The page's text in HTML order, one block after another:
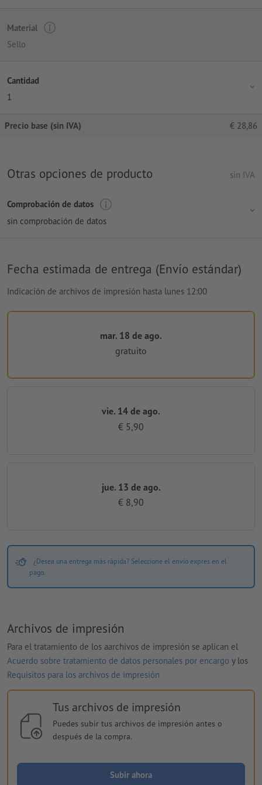
Material
Sello
Cantidad
1
Precio base (sin IVA) € 28,86
Otras opciones de producto sin IVA
Comprobación de datos
sin comprobación de datos
Fecha estimada de entrega (Envío estándar)
Indicación de archivos de impresión hasta lunes 12:00
mar. 18 de ago.
gratuito
vie. 14 de ago.
€ 5,90
jue. 13 de ago.
€ 8,90
¿Desea una entrega más rápida? Seleccione el envío exprés en el
pago.
Archivos de impresión
Para el tratamiento de los aarchivos de impresión se aplican el
Acuerdo sobre tratamiento de datos personales por encargo y los
Requisitos para los archivos de impresión
Tus archivos de impresión
Puedes subir tus archivos de impresión antes o
después de la compra.
Subir ahora